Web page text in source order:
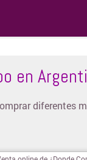
en
diferentes